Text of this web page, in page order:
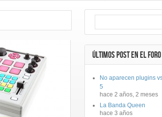
lanza iRig MIDI 2
musica con tu objeto
ÚLTIMOS POST EN EL FORO
No aparecen plugins
5
hace 2 años, 2 meses
La Banda Queen
hace 3 años